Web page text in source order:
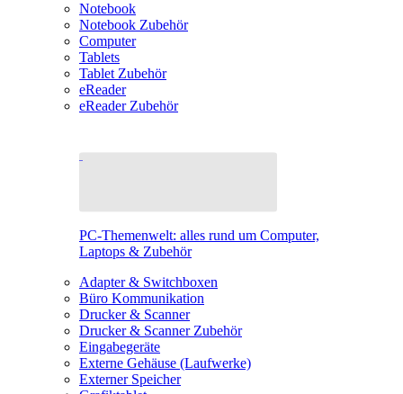
Notebook
Notebook Zubehör
Computer
Tablets
Tablet Zubehör
eReader
eReader Zubehör
PC-Themenwelt: alles rund um Computer,
Laptops & Zubehör
Adapter & Switchboxen
Büro Kommunikation
Drucker & Scanner
Drucker & Scanner Zubehör
Eingabegeräte
Externe Gehäuse (Laufwerke)
Externer Speicher